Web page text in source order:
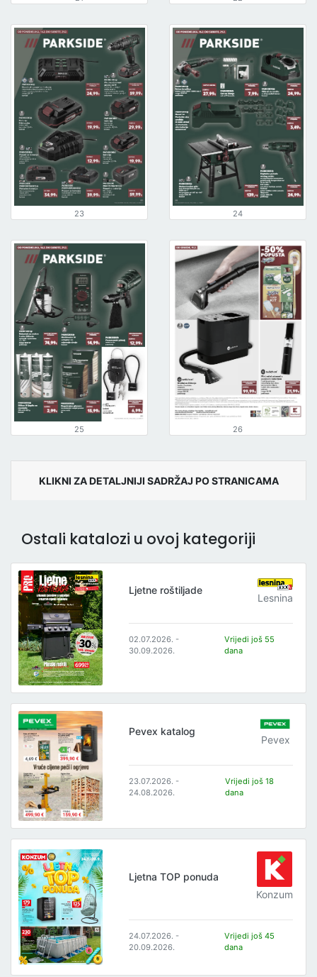
23 24
25 26
KLIKNI ZA DETALJNIJI SADRŽAJ PO STRANICAMA
Ostali katalozi u ovoj kategoriji
Ljetne roštiljade
Lesnina
02.07.2026. -
30.09.2026.
Vrijedi još 55
dana
Pevex katalog
Pevex
23.07.2026. -
24.08.2026.
Vrijedi još 18
dana
Ljetna TOP ponuda
Konzum
24.07.2026. -
20.09.2026.
Vrijedi još 45
dana